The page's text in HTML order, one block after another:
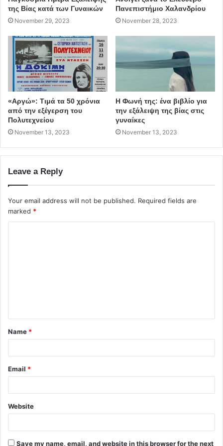
της Βίας κατά των Γυναικών
November 29, 2023
Πανεπιστήμιο Χαλανδρίου
November 28, 2023
«Αργώ»: Τιμά τα 50 χρόνια
από την εξέγερση του
Πολυτεχνείου
November 13, 2023
Η Φωνή της: ένα βιβλίο για
την εξάλειψη της βίας στις
γυναίκες
November 13, 2023
Leave a Reply
Your email address will not be published. Required fields are
marked *
t
*
Name *
Email *
Website
Save my name, email, and website in this browser for the next